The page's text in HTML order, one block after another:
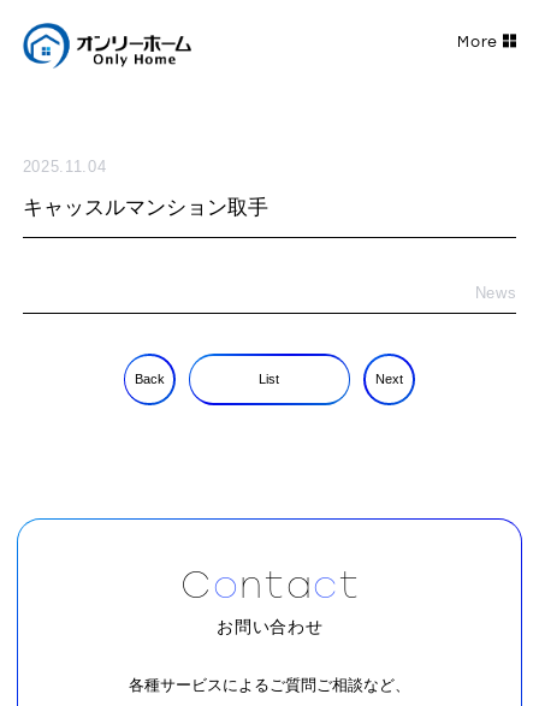
2025.11.04
キャッスルマンション取手
News
Back List Next
Contact
お問い合わせ
各種サービスによるご質問ご相談など、